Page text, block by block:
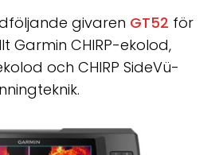
givaren GT52 för
Garmin CHIRP-ekolod,
och CHIRP SideVü-